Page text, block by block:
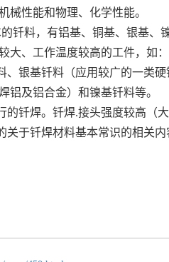
械性能和物理、化学性能。
钎料，有铝基、铜基、银基、
大、工作温度较高的工件，如
、银基钎料（应用较广的一类
铝及铝合金）和镍基钎料等。
的钎焊。钎焊.接头强度较高（
关于钎焊材料基本常识的相关